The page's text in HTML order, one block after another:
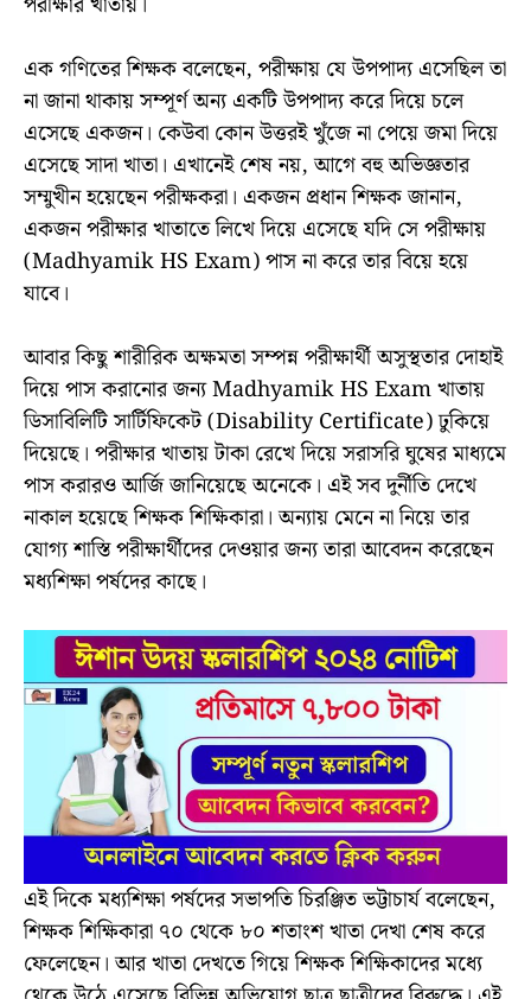
এক গণিতের শিক্ষক বলেছেন, পরীক্ষায় যে উপপাদ্য এসেছিল তা
না জানা থাকায় সম্পূর্ণ অন্য একটি উপপাদ্য করে দিয়ে চলে
এসেছে একজন। কেউবা কোন উত্তরই খুঁজে না পেয়ে জমা দিয়ে
এসেছে সাদা খাতা। এখানেই শেষ নয়, আগে বহু অভিজ্ঞতার
সম্মুখীন হয়েছেন পরীক্ষকরা। একজন প্রধান শিক্ষক জানান,
একজন পরীক্ষার খাতাতে লিখে দিয়ে এসেছে যদি সে পরীক্ষায়
(Madhyamik HS Exam) পাস না করে তার বিয়ে হয়ে
যাবে।
আবার কিছু শারীরিক অক্ষমতা সম্পন্ন পরীক্ষার্থী অসুস্থতার দোহাই
দিয়ে পাস করানোর জন্য Madhyamik HS Exam খাতায়
ডিসাবিলিটি সার্টিফিকেট (Disability Certificate) ঢুকিয়ে
দিয়েছে। পরীক্ষার খাতায় টাকা রেখে দিয়ে সরাসরি ঘুষের মাধ্যমে
পাস করারও আর্জি জানিয়েছে অনেকে। এই সব দুর্নীতি দেখে
নাকাল হয়েছে শিক্ষক শিক্ষিকারা। অন্যায় মেনে না নিয়ে তার
যোগ্য শাস্তি পরীক্ষার্থীদের দেওয়ার জন্য তারা আবেদন করেছেন
মধ্যশিক্ষা পর্ষদের কাছে।
এই দিকে মধ্যশিক্ষা পর্ষদের সভাপতি চিরঞ্জিত ভট্টাচার্য বলেছেন,
শিক্ষক শিক্ষিকারা ৭০ থেকে ৮০ শতাংশ খাতা দেখা শেষ করে
ফেলেছেন। আর খাতা দেখতে গিয়ে শিক্ষক শিক্ষিকাদের মধ্যে